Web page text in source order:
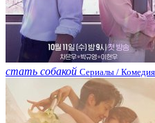
стать собакой Сериалы /